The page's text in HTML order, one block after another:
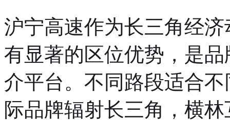
沪宁高速作为长三角经
有显著的区位优势，是
介平台。不同路段适合
际品牌辐射长三角，横